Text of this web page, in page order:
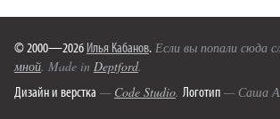
© 2000—2026 Илья Кабанов. Если вы попали сюда
мной. Made in Deptford.
Дизайн и верстка — Code Studio. Логотип — Саша